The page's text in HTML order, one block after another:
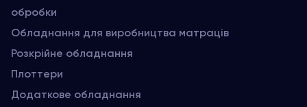
обробки
Обладнання для виробництва матраців
Розкрійне обладнання
Плоттери
Додаткове обладнання